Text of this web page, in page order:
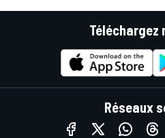
Téléchargez
Réseaux